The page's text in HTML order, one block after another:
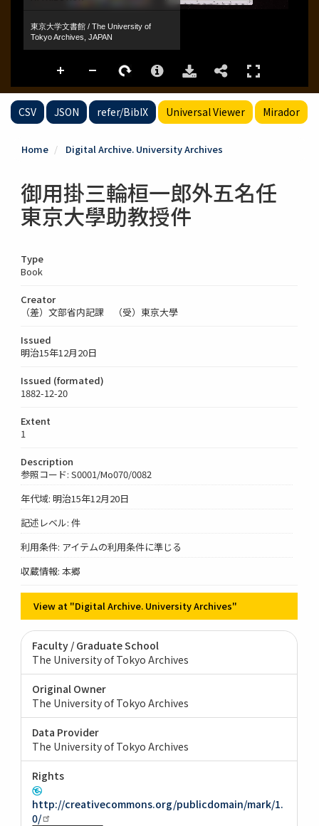
CSV JSON refer/BibIX Universal Viewer Mirador
Home Digital Archive. University Archives
御用掛三輪桓一郎外五名任
東京大學助教授件
Type
Book
Creator
（差）文部省内記課 （受）東京大學
Issued
明治15年12月20日
Issued (formated)
1882-12-20
Extent
1
Description
参照コード: S0001/Mo070/0082
年代域: 明治15年12月20日
記述レベル: 件
利用条件: アイテムの利用条件に準じる
収蔵情報: 本郷
View at "Digital Archive. University Archives"
Faculty / Graduate School
The University of Tokyo Archives
Original Owner
The University of Tokyo Archives
Data Provider
The University of Tokyo Archives
Rights
http://creativecommons.org/publicdomain/mark/1.
0/